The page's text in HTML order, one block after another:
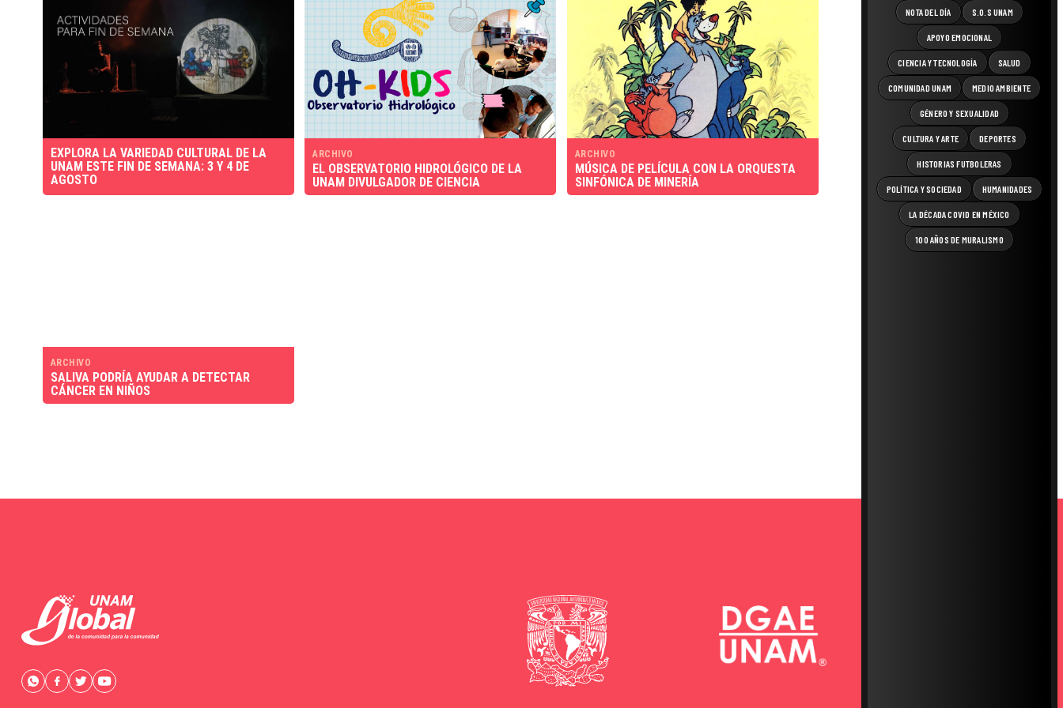
NOTA DEL DÍA S.O.S UNAM
APOYO EMOCIONAL
CIENCIA Y TECNOLOGÍA SALUD
COMUNIDAD UNAM MEDIO AMBIENTE
GÉNERO Y SEXUALIDAD
CULTURA Y ARTE DEPORTES
HISTORIAS FUTBOLERAS
POLÍTICA Y SOCIEDAD HUMANIDADES
LA DÉCADA COVID EN MÉXICO
100 AÑOS DE MURALISMO
EXPLORA LA VARIEDAD CULTURAL DE LA
UNAM ESTE FIN DE SEMANA: 3 Y 4 DE
AGOSTO
ARCHIVO
EL OBSERVATORIO HIDROLÓGICO DE LA
UNAM DIVULGADOR DE CIENCIA
ARCHIVO
MÚSICA DE PELÍCULA CON LA ORQUESTA
SINFÓNICA DE MINERÍA
ARCHIVO
SALIVA PODRÍA AYUDAR A DETECTAR
CÁNCER EN NIÑOS